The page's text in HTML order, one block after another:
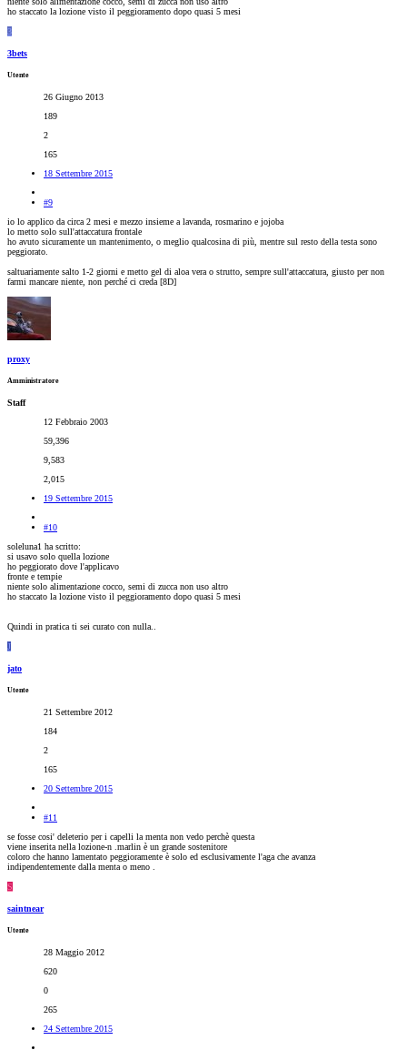
ho staccato la lozione visto il peggioramento dopo quasi 5 mesi
3
3bets
Utente
26 Giugno 2013
189
2
165
18 Settembre 2015
#9
io lo applico da circa 2 mesi e mezzo insieme a lavanda, rosmarino e jojoba
lo metto solo sull'attaccatura frontale
ho avuto sicuramente un mantenimento, o meglio qualcosina di più, mentre sul resto della testa sono
peggiorato.
saltuariamente salto 1-2 giorni e metto gel di aloa vera o strutto, sempre sull'attaccatura, giusto per non
farmi mancare niente, non perché ci creda [8D]
proxy
Amministratore
Staff
12 Febbraio 2003
59,396
9,583
2,015
19 Settembre 2015
#10
soleluna1 ha scritto:
si usavo solo quella lozione
ho peggiorato dove l'applicavo
fronte e tempie
niente solo alimentazione cocco, semi di zucca non uso altro
ho staccato la lozione visto il peggioramento dopo quasi 5 mesi
Quindi in pratica ti sei curato con nulla..
J
jato
Utente
21 Settembre 2012
184
2
165
20 Settembre 2015
#11
se fosse cosi' deleterio per i capelli la menta non vedo perchè questa
viene inserita nella lozione-n .marlin è un grande sostenitore
coloro che hanno lamentato peggioramente è solo ed esclusivamente l'aga che avanza
indipendentemente dalla menta o meno .
S
saintnear
Utente
28 Maggio 2012
620
0
265
24 Settembre 2015